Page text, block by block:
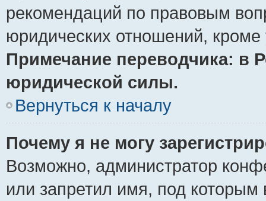
рекомендаций по правовым
юридических отношений,
Примечание переводчика: в
юридической силы.
Вернуться к началу
Почему я не могу
Возможно, администратор
или запретил имя, под которым